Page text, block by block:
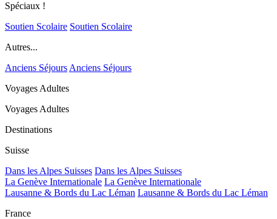
Spéciaux !
Soutien Scolaire Soutien Scolaire
Autres...
Anciens SéjoursAnciens Séjours
Voyages Adultes
Voyages Adultes
Destinations
Suisse
Dans les Alpes Suisses Dans les Alpes Suisses
La Genève Internationale La Genève Internationale
Lausanne & Bords du Lac Léman Lausanne & Bords du Lac Léman
France